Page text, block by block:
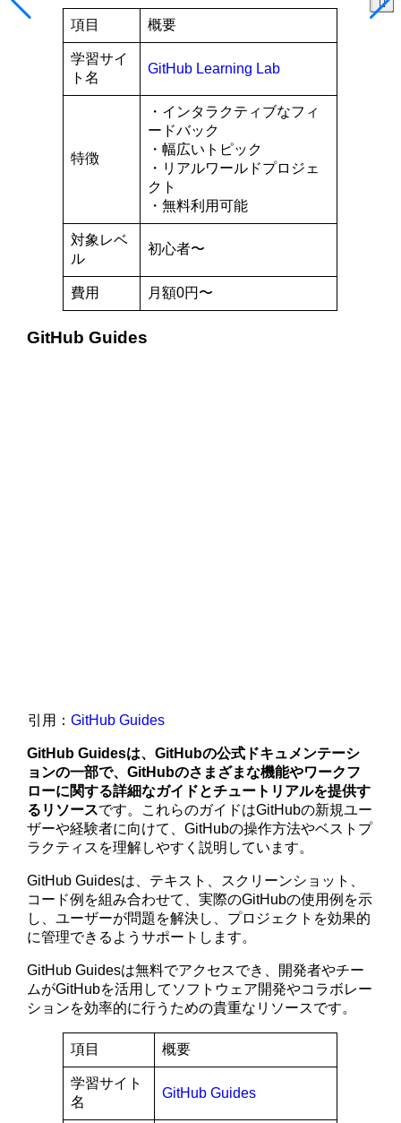
項目 概要
学習サイ
ト名
GitHub Learning Lab
特徴
・インタラクティブなフィ
ードバック
・幅広いトピック
・リアルワールドプロジェ
クト
・無料利用可能
対象レベ
ル
初心者〜
費用 月額0円〜
GitHub Guides
引用： GitHub Guides
GitHub Guidesは、GitHubの公式ドキュメンテーシ
ョンの一部で、GitHubのさまざまな機能やワークフ
ローに関する詳細なガイドとチュートリアルを提供す
るリソースです。これらのガイドはGitHubの新規ユー
ザーや経験者に向けて、GitHubの操作方法やベストプ
ラクティスを理解しやすく説明しています。
GitHub Guidesは、テキスト、スクリーンショット、
コード例を組み合わせて、実際のGitHubの使用例を示
し、ユーザーが問題を解決し、プロジェクトを効果的
に管理できるようサポートします。
GitHub Guidesは無料でアクセスでき、開発者やチー
ムがGitHubを活用してソフトウェア開発やコラボレー
ションを効率的に行うための貴重なリソースです。
項目 概要
学習サイト
名
GitHub Guides